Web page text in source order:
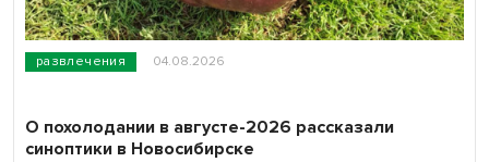
развлечения 04.08.2026
О похолодании в августе-2026 рассказали
синоптики в Новосибирске